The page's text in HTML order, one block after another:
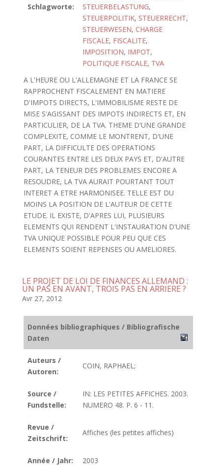
Schlagworte:
STEUERBELASTUNG,
STEUERPOLITIK, STEUERRECHT,
STEUERWESEN, CHARGE
FISCALE, FISCALITE,
IMPOSITION, IMPOT,
POLITIQUE FISCALE, TVA
A L'HEURE OU L'ALLEMAGNE ET LA FRANCE SE
RAPPROCHENT FISCALEMENT EN MATIERE
D'IMPOTS DIRECTS, L'IMMOBILISME RESTE DE
MISE S'AGISSANT DES IMPOTS INDIRECTS ET, EN
PARTICULIER, DE LA TVA. THEME D'UNE GRANDE
COMPLEXITE, COMME LE MONTRENT, D'UNE
PART, LA DIFFICULTE DES OPERATIONS
COURANTES ENTRE LES DEUX PAYS ET, D'AUTRE
PART, LA TENEUR DES PROBLEMES ENCORE A
RESOUDRE, LA TVA AURAIT POURTANT TOUT
INTERET A ETRE HARMONISEE. TELLE EST DU
MOINS LA POSITION DE L'AUTEUR DE CETTE
ETUDE. IL EXISTE, D'APRES LUI, PLUSIEURS
ELEMENTS QUI RENDENT L'INSTAURATION D'UNE
TVA UNIQUE POSSIBLE POUR PEU QUE CES
ELEMENTS SOIENT REPENSES OU AMELIORES.
LE PROJET DE LOI DE FINANCES ALLEMAND :
UN PAS EN AVANT, TROIS PAS EN ARRIERE ?
Avr 27, 2012
Données bibliographiques / Bibliografische
Daten
Auteurs /
Autoren:
COIN, RAPHAEL;
Source /
Fundstelle:
IN: LES PETITES AFFICHES. 2003.
NUMERO 48. P. 6 - 11.
Revue /
Zeitschrift:
Affiches (les petites affiches)
Année / Jahr: 2003